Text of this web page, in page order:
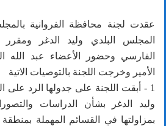
عقدت لجنة محافظة الفروانية
المجلس البلدي وليد الدغر ومقرر
الفارسي وحضور الأعضاء عبد الله
الأمير وخرجت اللجنة بالتوصيات الاتية
1 - أبقت اللجنة على جدولها الرد
وليد الدغر بشأن الدراسات
بمزاولتها في القسائم المهملة